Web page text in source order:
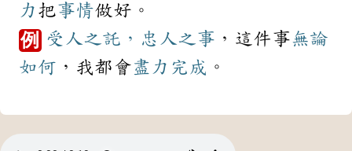
力 把事情做好。
例 受人之託，忠人之事 ，這件事無論
如何 ，我都會盡力 完成 。